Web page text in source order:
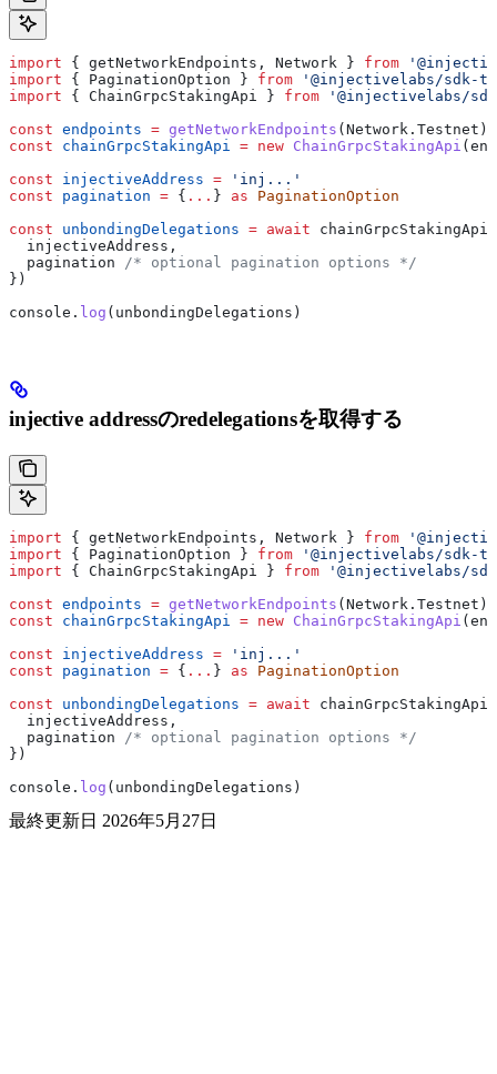
import { getNetworkEndpoints , Network } from
import { PaginationOption } from '@injectivelabs/sdk-
import { ChainGrpcStakingApi } from '@injectivelabs/
const endpoints = getNetworkEndpoints (Network . Testnet )
const chainGrpcStakingApi = new ChainGrpcStakingApi (
const injectiveAddress = 'inj...'
const pagination = { ... } as PaginationOption
const unbondingDelegations = await chainGrpcStakingApi
  injectiveAddress
,
  pagination
/* optional pagination options */
})
console . log ( unbondingDelegations )
injective addressのredelegationsを取得する
import { getNetworkEndpoints , Network } from
import { PaginationOption } from '@injectivelabs/sdk-
import { ChainGrpcStakingApi } from '@injectivelabs/
const endpoints = getNetworkEndpoints ( Network . Testnet )
const chainGrpcStakingApi = new ChainGrpcStakingApi (
const injectiveAddress = 'inj...'
const pagination = { ... } as PaginationOption
const unbondingDelegations = await chainGrpcStakingApi
  injectiveAddress
,
  pagination
/* optional pagination options */
})
console . log ( unbondingDelegations )
最終更新日 2026年5月27日